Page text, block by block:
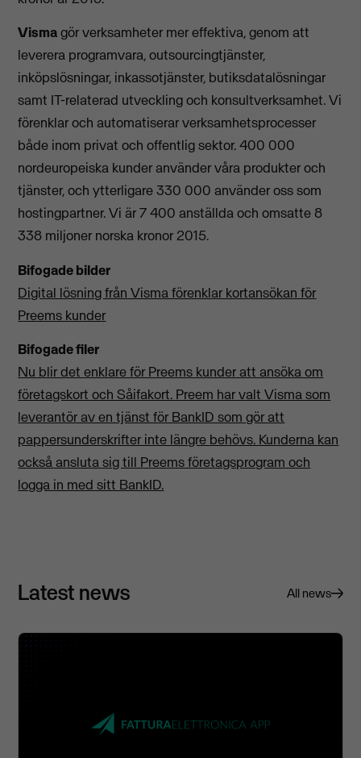
Vismagör verksamheter mer effektiva, genom att
leverera programvara, outsourcingtjänster,
inköpslösningar, inkassotjänster, butiksdatalösningar
samt IT-relaterad utveckling och konsultverksamhet. Vi
förenklar och automatiserar verksamhetsprocesser
både inom privat och offentlig sektor. 400 000
nordeuropeiska kunder använder våra produkter och
tjänster, och ytterligare 330 000 använder oss som
hostingpartner. Vi är 7 400 anställda och omsatte 8
338 miljoner norska kronor 2015.
Bifogade bilder
Digital lösning från Visma förenklar kortansökan för
Preems kunder
Bifogade filer
Nu blir det enklare för Preems kunder att ansöka om
företagskort och Såifakort. Preem har valt Visma som
leverantör av en tjänst för BankID som gör att
pappersunderskrifter inte längre behövs. Kunderna kan
också ansluta sig till Preems företagsprogram och
logga in med sitt BankID.
Latest news All news